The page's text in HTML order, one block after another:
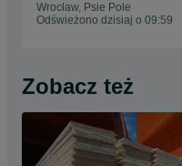
Wysyłka . Cały Kraj
Wrocław, Psie Pole
Odświeżono dzisiaj o 09:59
Zobacz też